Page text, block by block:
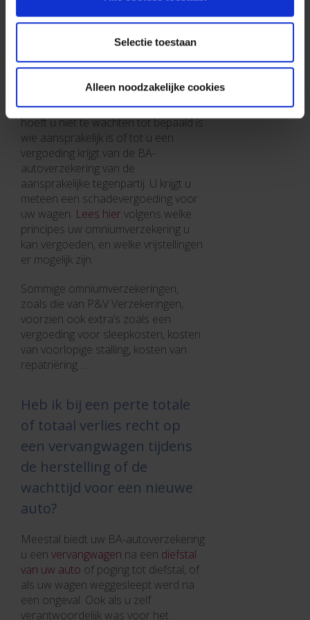
Selectie toestaan
Alleen noodzakelijke cookies
De vervangduur is het aantal dagen
gebruiken, dus na aankoop,
levertermijn en administratieve
Hebt u een omniumverzekering, dan
hoeft u niet te wachten tot bepaald is
wie aansprakelijk is of tot u een
vergoeding krijgt van de BA-
autoverzekering van de
aansprakelijke tegenpartij. U krijgt u
meteen een schadevergoeding voor
uw wagen. Lees hiervolgens welke
principes uw omniumverzekering u
kan vergoeden, en welke vrijstellingen
er mogelijk zijn.
Sommige omniumverzekeringen,
zoals die van P&V Verzekeringen,
voorzien ook extra’s zoals een
vergoeding voor sleepkosten, kosten
van voorlopige stalling, kosten van
repatriëring …
Heb ik bij een perte totale
of totaal verlies recht op
een vervangwagen tijdens
de herstelling of de
wachttijd voor een nieuwe
auto?
Meestal biedt uw BA-autoverzekering
u een vervangwagen na een diefstal
van uw auto of poging tot diefstal, of
als uw wagen weggesleept werd na
een ongeval. Ook als u zelf
verantwoordelijk was voor het